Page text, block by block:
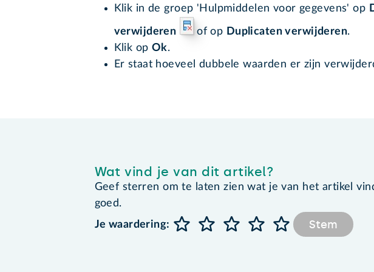
Klik in de groep 'Hulpmiddelen voor gegevens' op
verwijderen of op Duplicaten verwijderen.
Klik op Ok.
Er staat hoeveel dubbele waarden er zijn
Wat vind je van dit artikel?
Geef sterren om te laten zien wat je van het artikel
goed.
Je waardering:
Stem